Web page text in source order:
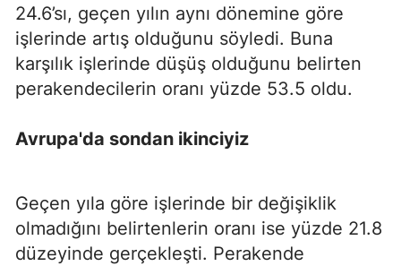
24.6’sı, geçen yılın aynı dönemine göre
işlerinde artış olduğunu söyledi. Buna
karşılık işlerinde düşüş olduğunu belirten
perakendecilerin oranı yüzde 53.5 oldu.
Avrupa'da sondan ikinciyiz
Geçen yıla göre işlerinde bir değişiklik
olmadığını belirtenlerin oranı ise yüzde 21.8
düzeyinde gerçekleşti. Perakende